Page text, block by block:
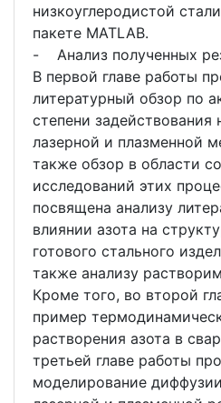
низкоуглеродистой
пакете MATLAB.
- Анализ полученных
В первой главе работы
литературный обзор по
степени задействования
лазерной и плазменной
также обзор в области
исследований этих
посвящена анализу
влиянии азота на
готового стального
также анализу
Кроме того, во второй
пример
растворения азота в
третьей главе работы
моделирование